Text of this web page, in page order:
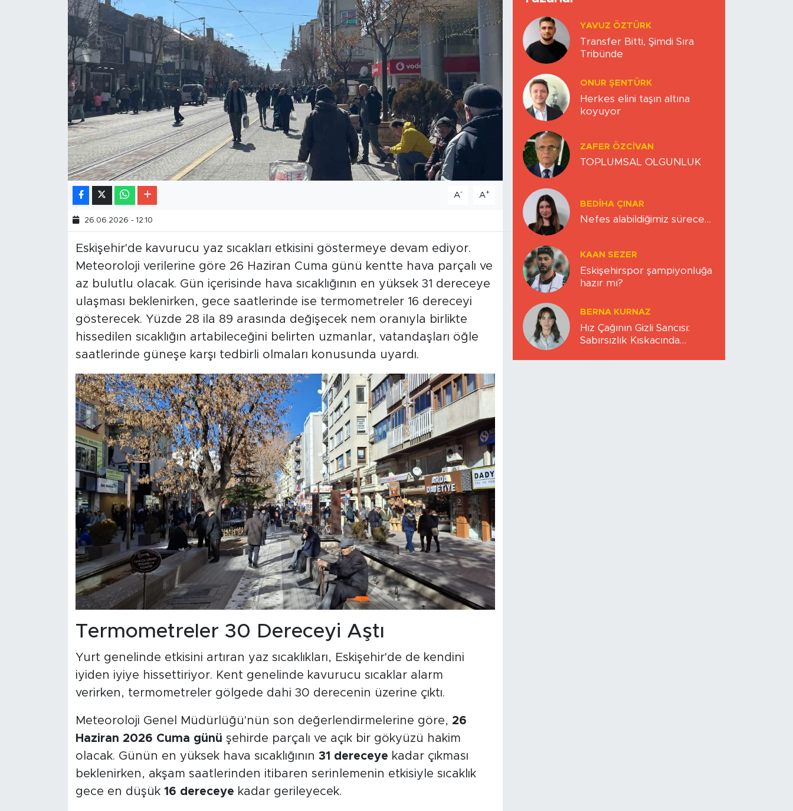
A- A+
26.06.2026 - 12:10
Eskişehir'de kavurucu yaz sıcakları etkisini göstermeye devam ediyor.
Meteoroloji verilerine göre 26 Haziran Cuma günü kentte hava parçalı ve
az bulutlu olacak. Gün içerisinde hava sıcaklığının en yüksek 31 dereceye
ulaşması beklenirken, gece saatlerinde ise termometreler 16 dereceyi
gösterecek. Yüzde 28 ila 89 arasında değişecek nem oranıyla birlikte
hissedilen sıcaklığın artabileceğini belirten uzmanlar, vatandaşları öğle
saatlerinde güneşe karşı tedbirli olmaları konusunda uyardı.
Termometreler 30 Dereceyi Aştı
Yurt genelinde etkisini artıran yaz sıcaklıkları, Eskişehir'de de kendini
iyiden iyiye hissettiriyor. Kent genelinde kavurucu sıcaklar alarm
verirken, termometreler gölgede dahi 30 derecenin üzerine çıktı.
Meteoroloji Genel Müdürlüğü'nün son değerlendirmelerine göre, 26
Haziran 2026 Cuma günü şehirde parçalı ve açık bir gökyüzü hakim
olacak. Günün en yüksek hava sıcaklığının 31 dereceye kadar çıkması
beklenirken, akşam saatlerinden itibaren serinlemenin etkisiyle sıcaklık
gece en düşük 16 dereceye kadar gerileyecek.
YAVUZ ÖZTÜRK
Transfer Bitti, Şimdi Sıra
Tribünde
ONUR ŞENTÜRK
Herkes elini taşın altına
koyuyor
ZAFER ÖZCIVAN
TOPLUMSAL OLGUNLUK
BEDIHA ÇINAR
Nefes alabildiğimiz sürece…
KAAN SEZER
Eskişehirspor şampiyonluğa
hazır mı?
BERNA KURNAZ
Hız Çağının Gizli Sancısı:
Sabırsızlık Kıskacında